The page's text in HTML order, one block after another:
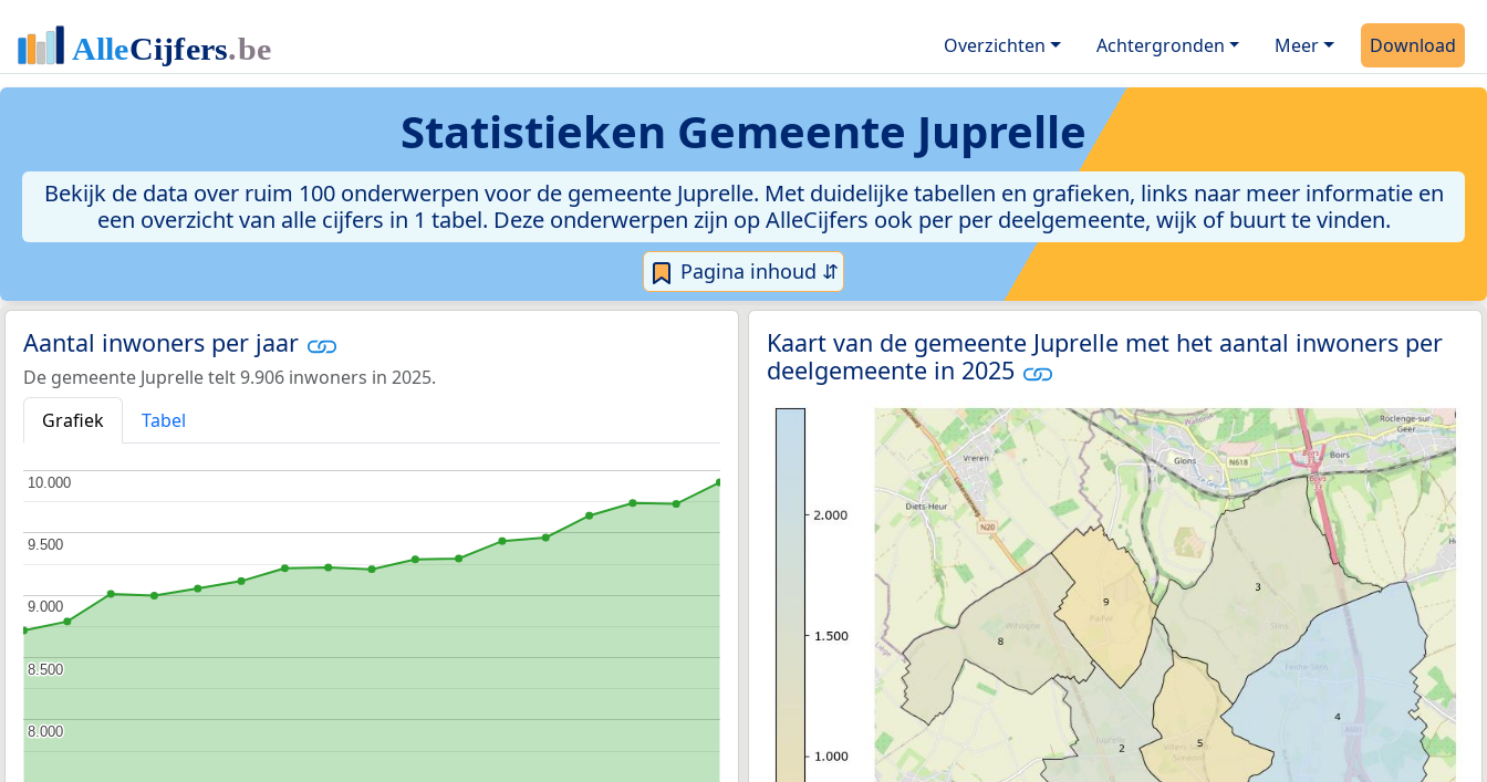
Overzichten Achtergronden Meer Download
Statistieken Gemeente Juprelle
Bekijk de data over ruim 100 onderwerpen voor de gemeente Juprelle. Met duidelijke tabellen en grafieken, links naar meer informatie en
een overzicht van alle cijfers in 1 tabel. Deze onderwerpen zijn op AlleCijfers ook per per deelgemeente, wijk of buurt te vinden.
Pagina inhoud ⇵
Aantal inwoners per jaar
De gemeente Juprelle telt 9.906 inwoners in 2025.
Grafiek
Tabel
8.000
8.000
8.500
8.500
9.000
9.000
9.500
9.500
10.000
10.000
Kaart van de gemeente Juprelle met het aantal inwoners per
deelgemeente in 2025